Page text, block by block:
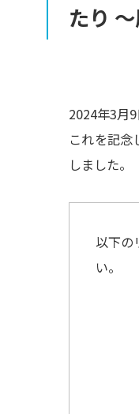
たり 〜
2024年3月
これを記念
しました。
以下の
い。